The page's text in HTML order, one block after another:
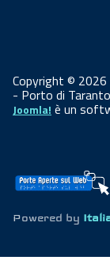
Copyright ©
- Porto di
Joomla! è un
Powered by